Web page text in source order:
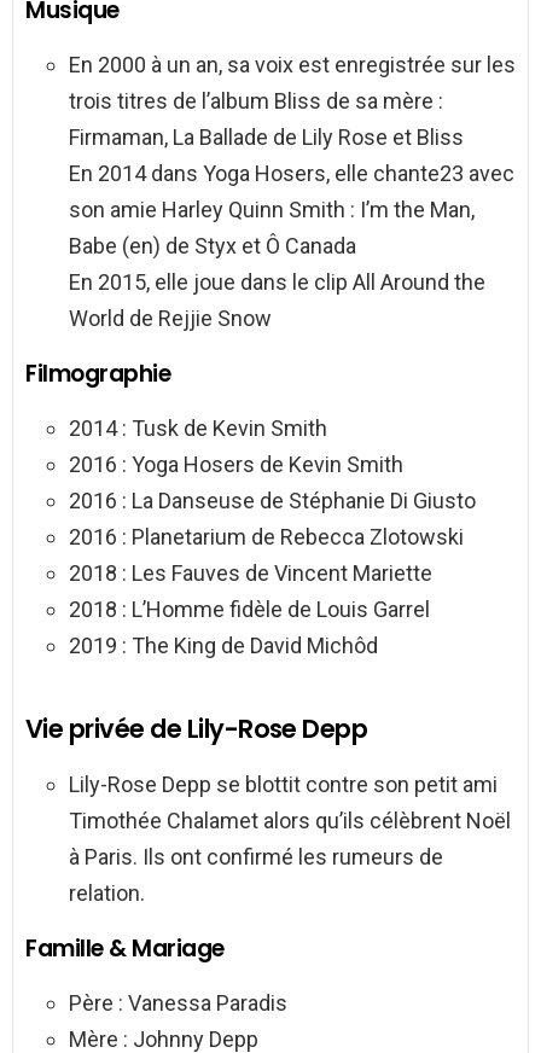
Musique
En 2000 à un an, sa voix est enregistrée sur les
trois titres de l’album Bliss de sa mère :
Firmaman, La Ballade de Lily Rose et Bliss
En 2014 dans Yoga Hosers, elle chante23 avec
son amie Harley Quinn Smith : I’m the Man,
Babe (en) de Styx et Ô Canada
En 2015, elle joue dans le clip All Around the
World de Rejjie Snow
Filmographie
2014 : Tusk de Kevin Smith
2016 : Yoga Hosers de Kevin Smith
2016 : La Danseuse de Stéphanie Di Giusto
2016 : Planetarium de Rebecca Zlotowski
2018 : Les Fauves de Vincent Mariette
2018 : L’Homme fidèle de Louis Garrel
2019 : The King de David Michôd
Vie privée de Lily-Rose Depp
Lily-Rose Depp se blottit contre son petit ami
Timothée Chalamet alors qu’ils célèbrent Noël
à Paris. Ils ont confirmé les rumeurs de
relation.
Famille & Mariage
Père : Vanessa Paradis
Mère : Johnny Depp